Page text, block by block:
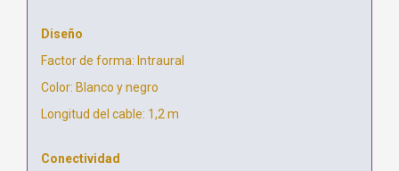
Diseño
Factor de forma: Intraural
Color: Blanco y negro
Longitud del cable: 1,2 m
Conectividad